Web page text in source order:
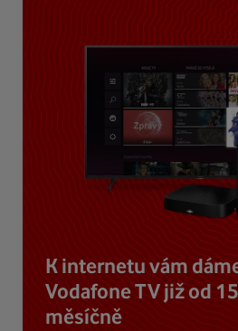
K internetu vám
Vodafone TV již od
měsíčně